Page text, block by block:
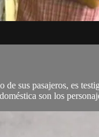
sus pasajeros, es
son los